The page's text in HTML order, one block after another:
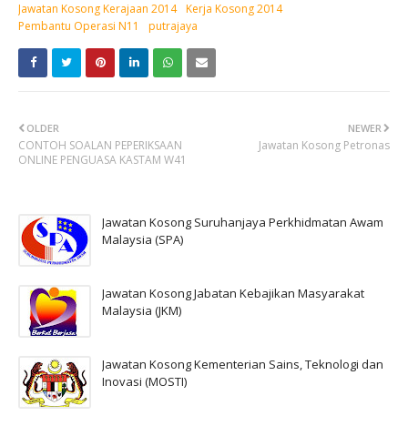
Jawatan Kosong Kerajaan 2014 Kerja Kosong 2014
Pembantu Operasi N11
putrajaya
NEWER
Jawatan Kosong Petronas
OLDER
CONTOH SOALAN PEPERIKSAAN
ONLINE PENGUASA KASTAM W41
Jawatan Kosong Suruhanjaya Perkhidmatan Awam
Malaysia (SPA)
Jawatan Kosong Jabatan Kebajikan Masyarakat
Malaysia (JKM)
Jawatan Kosong Kementerian Sains, Teknologi dan
Inovasi (MOSTI)